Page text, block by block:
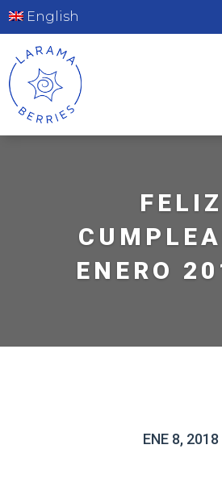
English
FELIZ
ENERO
ENE 8, 2018